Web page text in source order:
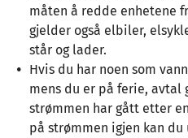
måten å redde enhetene
gjelder også elbiler,
står og lader.
Hvis du har noen som
mens du er på ferie, avtal
strømmen har gått etter
på strømmen igjen kan